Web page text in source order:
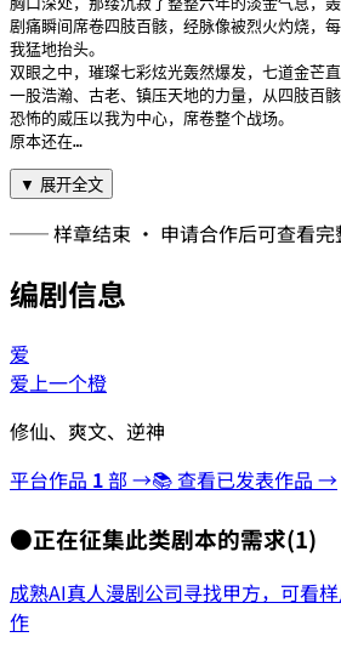
剧痛瞬间席卷四肢百骸，经脉像被烈火灼烧，每
我猛地抬头。
双眼之中，璀璨七彩炫光轰然爆发，七道金芒直
一股浩瀚、古老、镇压天地的力量，从四肢百
恐怖的威压以我为中心，席卷整个战场。
原本还在…
▼ 展开全文
── 样章结束 · 申请合作后可查看
编剧信息
爱
爱上一个橙
修仙、爽文、逆神
平台作品 1部 →📚 查看已发表作品 →
●正在征集此类剧本的需求(1)
成熟AI真人漫剧公司寻找甲方，可看
作